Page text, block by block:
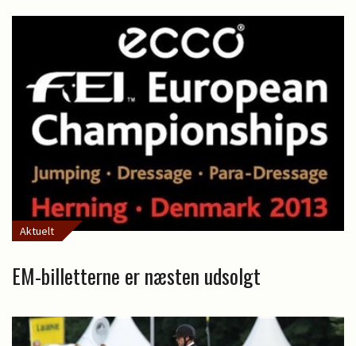
Aktuelt
EM-billetterne er næsten udsolgt